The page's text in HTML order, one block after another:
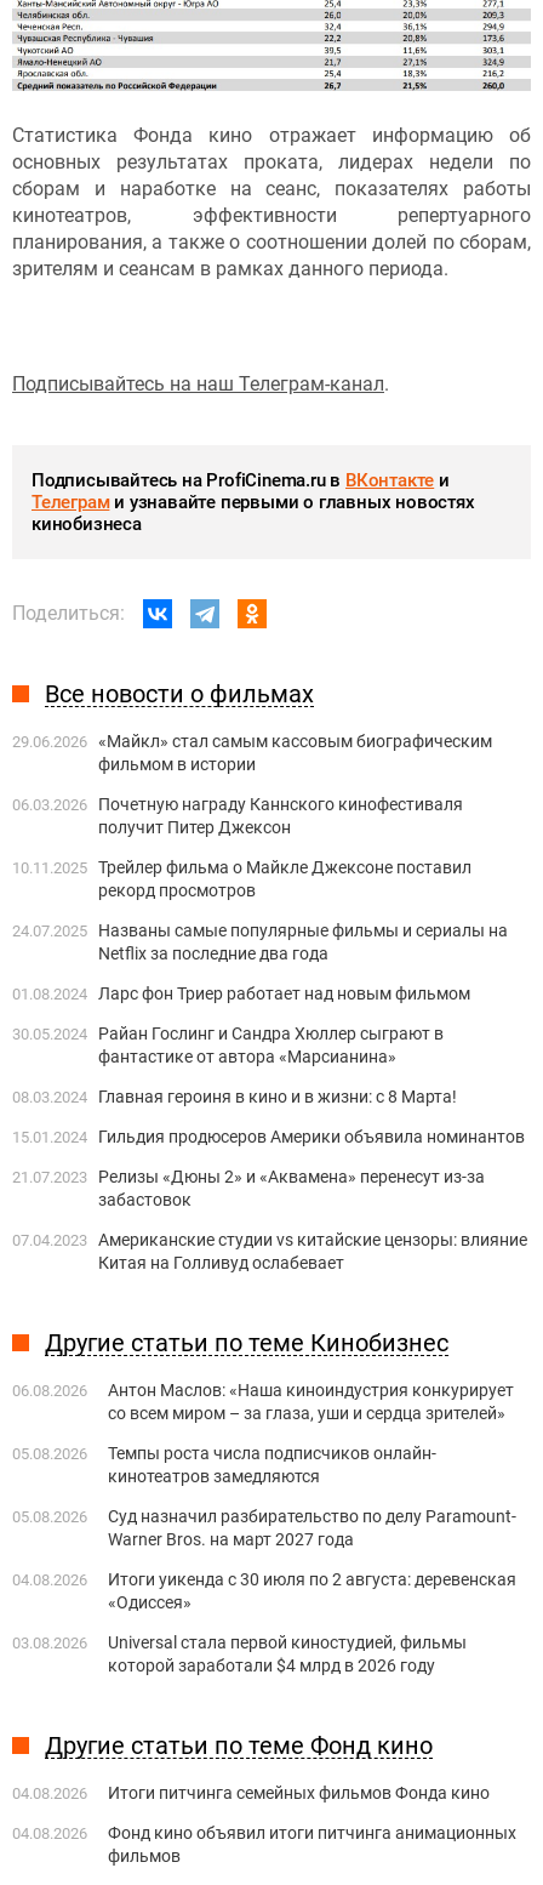
Статистика Фонда кино отражает информацию об
основных результатах проката, лидерах недели по
сборам и наработке на сеанс, показателях работы
кинотеатров, эффективности репертуарного
планирования, а также о соотношении долей по сборам,
зрителям и сеансам в рамках данного периода.
Подписывайтесь на наш Телеграм-канал.
Подписывайтесь на ProfiCinema.ru в ВКонтакте и
Телеграми узнавайте первыми о главных новостях
кинобизнеса
Поделиться:
Все новости о фильмах
29.06.2026 «Майкл» стал самым кассовым биографическим
фильмом в истории
06.03.2026
Почетную награду Каннского кинофестиваля
получит Питер Джексон
10.11.2025 Трейлер фильма о Майкле Джексоне поставил
рекорд просмотров
24.07.2025
Названы самые популярные фильмы и сериалы на
Netflix за последние два года
01.08.2024 Ларс фон Триер работает над новым фильмом
30.05.2024
Райан Гослинг и Сандра Хюллер сыграют в
фантастике от автора «Марсианина»
08.03.2024 Главная героиня в кино и в жизни: с 8 Марта!
15.01.2024 Гильдия продюсеров Америки объявила номинантов
21.07.2023
Релизы «Дюны 2» и «Аквамена» перенесут из-за
забастовок
07.04.2023 Американские студии vs китайские цензоры: влияние
Китая на Голливуд ослабевает
Другие статьи по теме Кинобизнес
06.08.2026
Антон Маслов: «Наша киноиндустрия конкурирует
со всем миром – за глаза, уши и сердца зрителей»
05.08.2026
Темпы роста числа подписчиков онлайн-
кинотеатров замедляются
05.08.2026
Суд назначил разбирательство по делу Paramount-
Warner Bros. на март 2027 года
04.08.2026
Итоги уикенда с 30 июля по 2 августа: деревенская
«Одиссея»
03.08.2026
Universal стала первой киностудией, фильмы
которой заработали $4 млрд в 2026 году
Другие статьи по теме Фонд кино
04.08.2026 Итоги питчинга семейных фильмов Фонда кино
04.08.2026
Фонд кино объявил итоги питчинга анимационных
фильмов